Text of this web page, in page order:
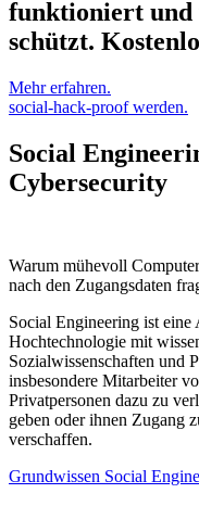
funktioniert und
schützt.
Mehr erfahren.
social-hack-proof werden.
Social
Cybersecurity
Warum mühevoll
nach den Zugangsdaten
Social Engineering ist
Hochtechnologie mit
Sozialwissenschaften und
insbesondere Mitarbeiter
Privatpersonen dazu zu
geben oder ihnen Zugang
verschaffen.
Grundwissen Social